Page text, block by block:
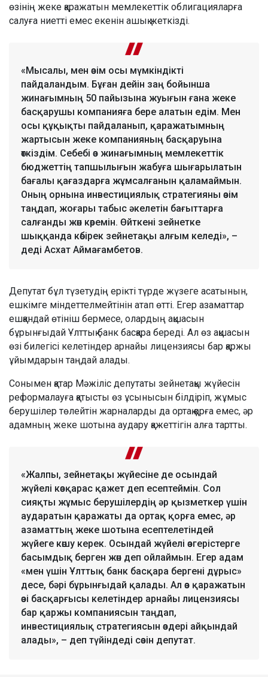
өзінің жеке қаражатын мемлекеттік облигацияларға
салуға ниетті емес екенін ашық жеткізді.
«Мысалы, мен өзім осы мүмкіндікті
пайдаландым. Бұған дейін заң бойынша
жинағымның 50 пайызына жуығын ғана жеке
басқарушы компанияға бере алатын едім. Мен
осы құқықты пайдаланып, қаражатымның
жартысын жеке компанияның басқаруына
өткіздім. Себебі өз жинағымның мемлекеттік
бюджеттің тапшылығын жабуға шығарылатын
бағалы қағаздарға жұмсалғанын қаламаймын.
Оның орнына инвестициялық стратегияны өзім
таңдап, жоғары табыс әкелетін бағыттарға
салғанды жөн көремін. Өйткені зейнетке
шыққанда көбірек зейнетақы алғым келеді», –
деді Асхат Аймағамбетов.
Депутат бұл түзетудің ерікті түрде жүзеге асатынын,
ешкімге міндеттелмейтінін атап өтті. Егер азаматтар
ешқандай өтініш бермесе, олардың ақшасын
бұрынғыдай Ұлттық банк басқара береді. Ал өз ақшасын
өзі билегісі келетіндер арнайы лицензиясы бар қаржы
ұйымдарын таңдай алады.
Сонымен қатар Мәжіліс депутаты зейнетақы жүйесін
реформалауға қатысты өз ұсынысын білдіріп, жұмыс
берушілер төлейтін жарналарды да ортақ қорға емес, әр
адамның жеке шотына аудару қажеттігін алға тартты.
«Жалпы, зейнетақы жүйесіне де осындай
жүйелі көзқарас қажет деп есептеймін. Сол
сияқты жұмыс берушілердің әр қызметкер үшін
аударатын қаражаты да ортақ қорға емес, әр
азаматтың жеке шотына есептелетіндей
жүйеге көшу керек. Осындай жүйелі өзгерістерге
басымдық берген жөн деп ойлаймын. Егер адам
«мен үшін Ұлттық банк басқара бергені дұрыс»
десе, бәрі бұрынғыдай қалады. Ал өз қаражатын
өзі басқарғысы келетіндер арнайы лицензиясы
бар қаржы компаниясын таңдап,
инвестициялық стратегиясын өздері айқындай
алады», – деп түйіндеді сөзін депутат.